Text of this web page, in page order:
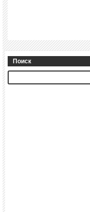
Поиск